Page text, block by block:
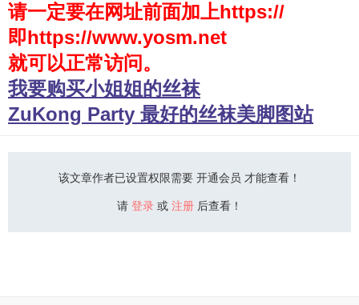
少女秩序
会员购买
幼喵社App
请一定要在网址前面加上https://
即https://www.yosm.net
就可以正常访问。
我要购买小姐姐的丝袜
ZuKong Party 最好的丝袜美脚图站
该文章作者已设置权限需要 开通会员 才能查看！
请 登录 或 注册 后查看！